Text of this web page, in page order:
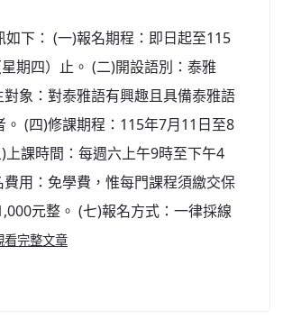
如下： (一)報名期程：即日起至115
期四）止。 (二)開設語別：泰雅
對象：對泰雅語有興趣且具備泰雅語
。 (四)修課期程：115年7月11日至8
上課時間：每週六上午9時至下午4
費用：免學費，惟每門課程須繳交保
元整。 (七)報名方式：一律採線
看完整文章